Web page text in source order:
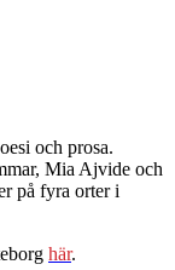
och prosa.
Mia Ajvide och
på fyra orter i
här.